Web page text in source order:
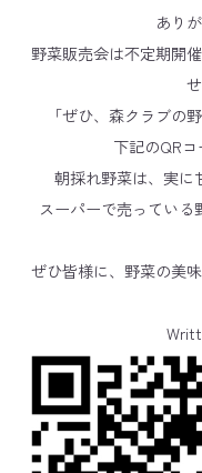
あり
野菜販売会は不定期開
「ぜひ、森クラブの
下記のQRコ
朝採れ野菜は、実に
スーパーで売っている
ぜひ皆様に、野菜の美